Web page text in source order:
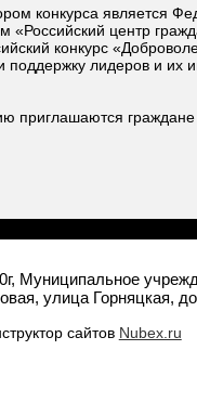
конкурса является
«Российский центр
конкурс
поддержку лидеров и их
приглашаются
Муниципальное
улица Горняцкая,
сайтов Nubex.ru